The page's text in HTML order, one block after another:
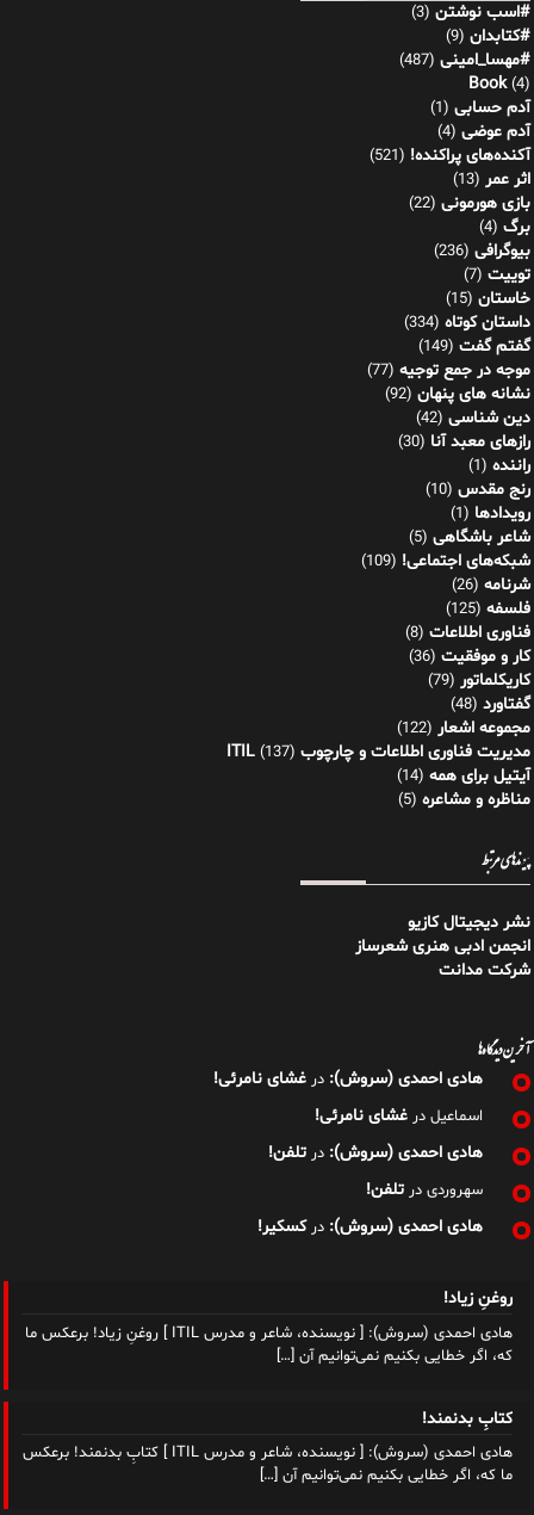
#اسب نوشتن (3)
#کتابدان (9)
#مهسا_امینی (487)
Book(4)
آدم حسابی (1)
آدم عوضی (4)
آکنده‌های پراکنده! (521)
اثر عمر (13)
بازی هورمونی (22)
برگ (4)
بیوگرافی (236)
توییت (7)
خاستان (15)
داستان کوتاه (334)
گفتم گفت (149)
موجه در جمع توجیه (77)
نشانه های پنهان (92)
دین شناسی (42)
رازهای معبد آنا (30)
راننده (1)
رنج مقدس (10)
رویدادها (1)
شاعر باشگاهی (5)
شبکه‌های اجتماعی! (109)
شرنامه (26)
فلسفه (125)
فناوری اطلاعات (8)
کار و موفقیت (36)
کاریکلماتور (79)
گفتاورد (48)
مجموعه اشعار (122)
مدیریت فناوری اطلاعات و چارچوب ITIL (137)
آیتیل برای همه (14)
مناظره و مشاعره (5)
پیوندهای مرتبط
نشر دیجیتال کازیو
انجمن ادبی هنری شعرساز
شرکت مدانت
آخرین دیدگاه‌ها
هادی احمدی (سروش): در غشای نامرئی!
اسماعیل در غشای نامرئی!
هادی احمدی (سروش): در تلفن!
سهروردی در تلفن!
هادی احمدی (سروش): درکسکیر!
روغنِ زیاد!
هادی احمدی (سروش): [ نویسنده، شاعر و مدرس ITIL ] روغنِ زیاد! برعکس ما
که، اگر خطایی بکنیم نمی‌توانیم آن […]
کتابِ بدنمند!
هادی احمدی (سروش): [ نویسنده، شاعر و مدرس ITIL ] کتابِ بدنمند! برعکس
ما که، اگر خطایی بکنیم نمی‌توانیم آن […]